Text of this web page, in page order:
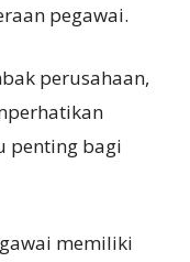
pegawai.
perusahaan,
penting bagi
memiliki